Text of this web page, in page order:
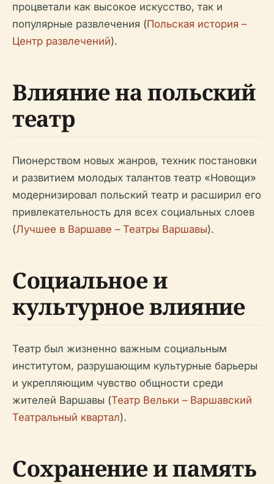
процветали как высокое искусство, так и
популярные развлечения (Польская история –
Центр развлечений).
Влияние на польский
театр
Пионерством новых жанров, техник постановки
и развитием молодых талантов театр «Новощи»
модернизировал польский театр и расширил его
привлекательность для всех социальных слоев
(Лучшее в Варшаве – Театры Варшавы).
Социальное и
культурное влияние
Театр был жизненно важным социальным
институтом, разрушающим культурные барьеры
и укрепляющим чувство общности среди
жителей Варшавы (Театр Вельки – Варшавский
Театральный квартал).
Сохранение и память